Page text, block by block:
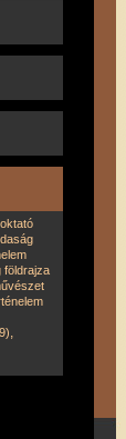
földrajza
,